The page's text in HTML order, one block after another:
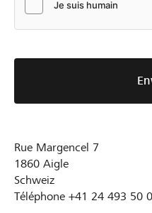
Rue Margencel 7
1860 Aigle
Schweiz
Téléphone +41 24 493 50